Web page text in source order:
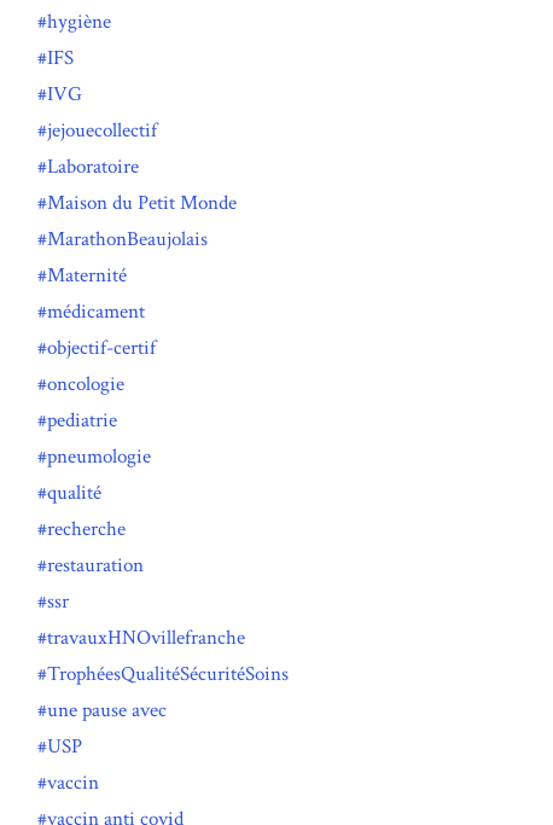
hygiène
IFS
IVG
jejouecollectif
Laboratoire
Maison du Petit Monde
MarathonBeaujolais
Maternité
médicament
objectif-certif
oncologie
pediatrie
pneumologie
qualité
recherche
restauration
ssr
travauxHNOvillefranche
TrophéesQualitéSécuritéSoins
une pause avec
USP
vaccin
vaccin anti covid